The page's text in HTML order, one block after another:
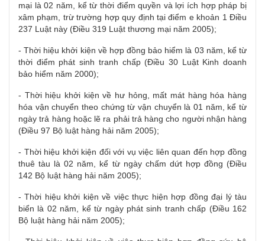
mại là 02 năm, kể từ thời điểm quyền và lợi ích hợp pháp bị
xâm phạm, trừ trường hợp quy định tại điểm e khoản 1 Điều
237 Luật này (Điều 319 Luật thương mại năm 2005);
- Thời hiệu khởi kiện về hợp đồng bảo hiểm là 03 năm, kể từ
thời điểm phát sinh tranh chấp (Điều 30 Luật Kinh doanh
bảo hiểm năm 2000);
- Thời hiệu khởi kiện về hư hỏng, mất mát hàng hóa hàng
hóa vận chuyển theo chứng từ vận chuyển là 01 năm, kể từ
ngày trả hàng hoặc lẽ ra phải trả hàng cho người nhận hàng
(Điều 97 Bộ luật hàng hải năm 2005);
- Thời hiệu khởi kiện đối với vụ việc liên quan đến hợp đồng
thuê tàu là 02 năm, kể từ ngày chấm dứt hợp đồng (Điều
142 Bộ luật hàng hải năm 2005);
- Thời hiệu khởi kiện về việc thực hiện hợp đồng đại lý tàu
biển là 02 năm, kể từ ngày phát sinh tranh chấp (Điều 162
Bộ luật hàng hải năm 2005);